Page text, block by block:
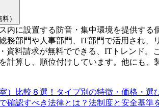
）
内に設置する防音・集中環境を提供す
務部門や人事部門、IT部門で活用され
資料請求が無料でできる、ITトレンド
計算し、順位付けしています。他にも
）比較８選！タイプ別の特徴・価格・選
確認すべき法律とは？法制度と安全基準